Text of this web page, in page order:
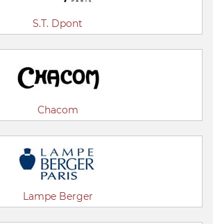
S.T. Dpont
Chacom
Lampe Berger